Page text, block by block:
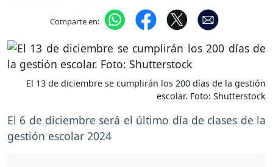
Comparte en:
El 13 de diciembre se cumplirán los 200 días de la gestión
escolar. Foto: Shutterstock
El 6 de diciembre será el último día de clases de la
gestión escolar 2024